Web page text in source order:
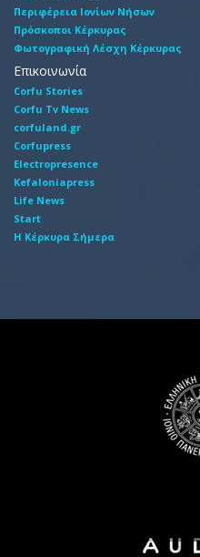
Περιφέρεια Ιονίων Νήσων
Πρόσκοποι Κέρκυρας
Φωτογραφική Λέσχη Κέρκυρας
Επικοινωνία
Corfu Stories
Corfu Tv News
corfuland.gr
Corfupress
Electropresence
Kefaloniapress
Life News
Start
Η Κέρκυρα Σήμερα